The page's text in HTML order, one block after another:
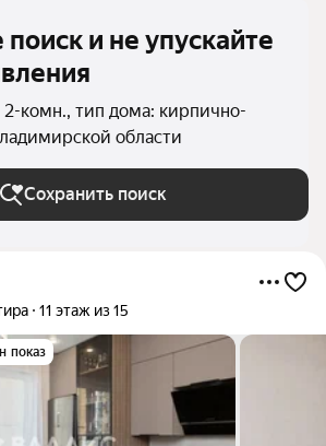
и не упускайте
2-комн., тип дома: кирпично-
области
Сохранить поиск
11 этаж из 15
показ